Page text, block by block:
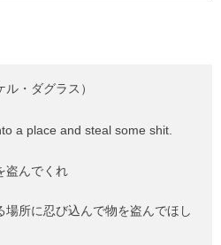
・ダグラス）
a place and steal some shit.
んでくれ
所に忍び込んで物を盗んでほし